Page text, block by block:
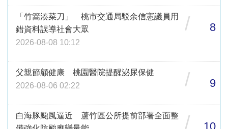
「竹篙湊菜刀」 桃市交通局駁余信憲議員用
錯資料誤導社會大眾
2026-08-08 10:12
/ 8
父親節顧健康 桃園醫院提醒泌尿保健
2026-08-06 02:22
/ 9
白海豚颱風逼近 蘆竹區公所提前部署全面整
/ 10